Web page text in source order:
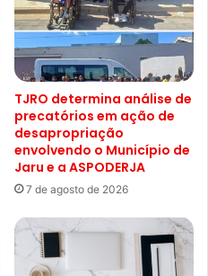
TJRO determina análise de
precatórios em ação de
desapropriação
envolvendo o Município de
Jaru e a ASPODERJA
7 de agosto de 2026